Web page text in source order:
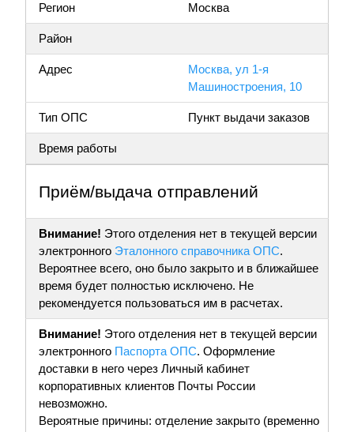
Регион Москва
Район
Адрес
Москва, ул 1-я
Машиностроения, 10
Тип ОПС Пункт выдачи заказов
Время работы
Приём/выдача отправлений
Внимание! Этого отделения нет в текущей версии
электронного Эталонного справочника ОПС.
Вероятнее всего, оно было закрыто и в ближайшее
время будет полностью исключено. Не
рекомендуется пользоваться им в расчетах.
Внимание! Этого отделения нет в текущей версии
электронного Паспорта ОПС. Оформление
доставки в него через Личный кабинет
корпоративных клиентов Почты России
невозможно.
Вероятные причины: отделение закрыто (временно